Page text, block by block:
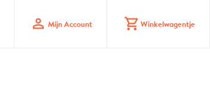
profile Mijn Account shopping_cart Winkelwagentje